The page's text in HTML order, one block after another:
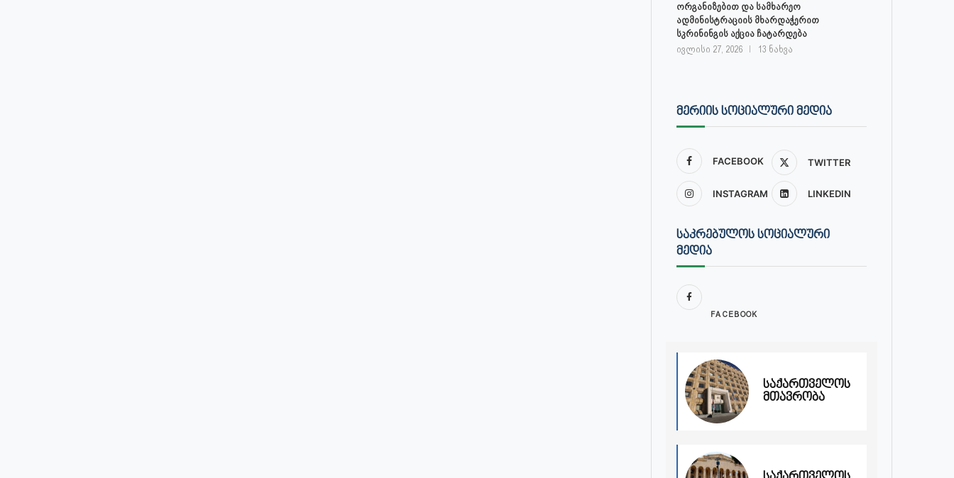
ორგანიზებით და სამხარეო
ადმინისტრაციის მხარდაჭერით
სკრინინგის აქცია ჩატარდება
ივლისი 27, 2026 13 ნახვა
ᲛᲔᲠᲘᲘᲡ ᲡᲝᲪᲘᲐᲚᲣᲠᲘ ᲛᲔᲓᲘᲐ
FACEBOOK TWITTER
INSTAGRAM LINKEDIN
ᲡᲐᲙᲠᲔᲑᲣᲚᲝᲡ ᲡᲝᲪᲘᲐᲚᲣᲠᲘ
ᲛᲔᲓᲘᲐ
FACEBOOK
საქართველოს
მთავრობა